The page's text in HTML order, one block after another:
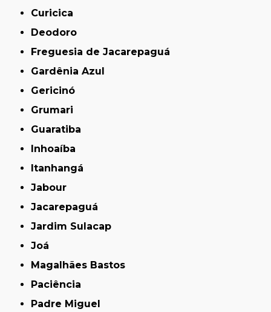
Curicica
Deodoro
Freguesia de Jacarepaguá
Gardênia Azul
Gericinó
Grumari
Guaratiba
Inhoaíba
Itanhangá
Jabour
Jacarepaguá
Jardim Sulacap
Joá
Magalhães Bastos
Paciência
Padre Miguel